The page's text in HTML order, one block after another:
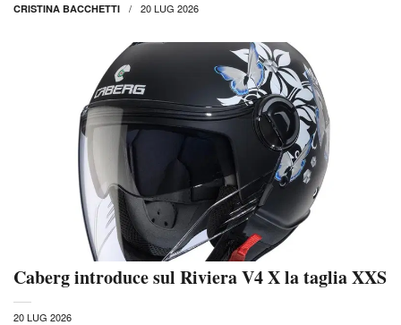
CRISTINA BACCHETTI 20 LUG 2026
Caberg introduce sul Riviera V4 X la taglia XXS
20 LUG 2026